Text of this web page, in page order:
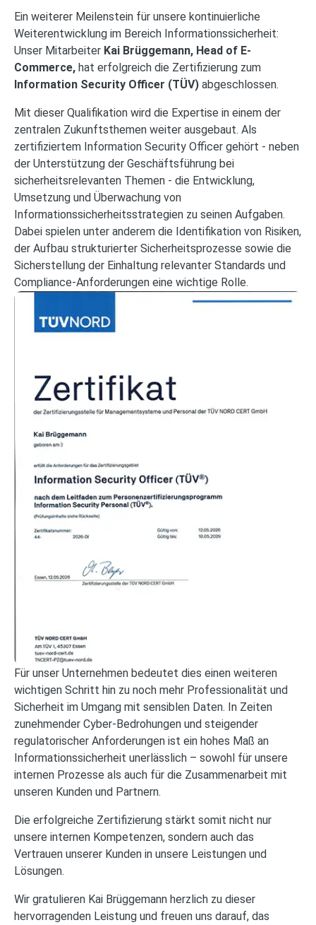
Ein weiterer Meilenstein für unsere kontinuierliche
Weiterentwicklung im Bereich Informationssicherheit:
Unser Mitarbeiter Kai Brüggemann, Head of E-
Commerce, hat erfolgreich die Zertifizierung zum
Information Security Officer (TÜV) abgeschlossen.
Mit dieser Qualifikation wird die Expertise in einem der
zentralen Zukunftsthemen weiter ausgebaut. Als
zertifiziertem Information Security Officer gehört - neben
der Unterstützung der Geschäftsführung bei
sicherheitsrelevanten Themen - die Entwicklung,
Umsetzung und Überwachung von
Informationssicherheitsstrategien zu seinen Aufgaben.
Dabei spielen unter anderem die Identifikation von Risiken,
der Aufbau strukturierter Sicherheitsprozesse sowie die
Sicherstellung der Einhaltung relevanter Standards und
Compliance-Anforderungen eine wichtige Rolle.
Für unser Unternehmen bedeutet dies einen weiteren
wichtigen Schritt hin zu noch mehr Professionalität und
Sicherheit im Umgang mit sensiblen Daten. In Zeiten
zunehmender Cyber-Bedrohungen und steigender
regulatorischer Anforderungen ist ein hohes Maß an
Informationssicherheit unerlässlich – sowohl für unsere
internen Prozesse als auch für die Zusammenarbeit mit
unseren Kunden und Partnern.
Die erfolgreiche Zertifizierung stärkt somit nicht nur
unsere internen Kompetenzen, sondern auch das
Vertrauen unserer Kunden in unsere Leistungen und
Lösungen.
Wir gratulieren Kai Brüggemann herzlich zu dieser
hervorragenden Leistung und freuen uns darauf, das